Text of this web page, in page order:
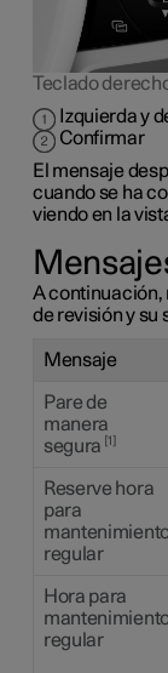
Teclado
Izquierda y
Confirmar
El mensaje
cuando se ha
viendo en la
A continuación,
de revisión y su
Mensaje
Pare de
manera
segura 1
Reserve hora
para
regular
Hora para
regular